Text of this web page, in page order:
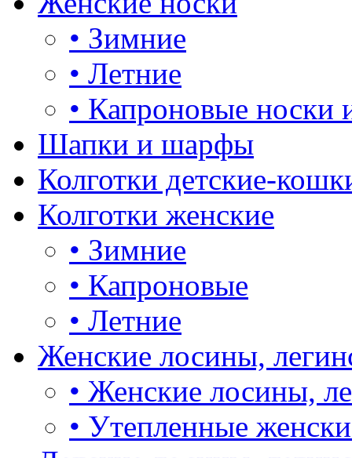
• Зимние
• Летние
• Капроновые носки
Шапки и шарфы
Колготки детские-
Колготки женские
• Зимние
• Капроновые
• Летние
Женские лосины,
• Женские лосины,
• Утепленные